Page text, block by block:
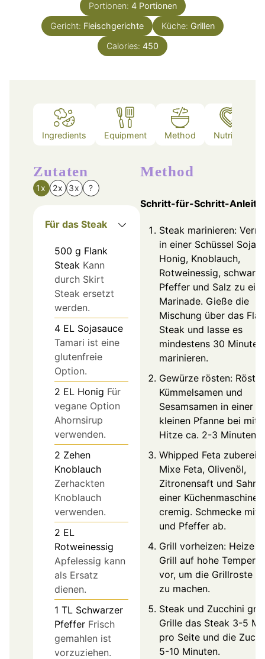
Portionen: 4 Portionen
Gericht: Fleischgerichte Küche: Grillen
Calories: 450
Ingredients Equipment Method Nutrition
Zutaten
1x 2x 3x ?
Für das Steak
500 g Flank
Steak Kann
durch Skirt
Steak ersetzt
werden.
4 EL Sojasauce
Tamari ist eine
glutenfreie
Option.
2 EL Honig Für
vegane Option
Ahornsirup
verwenden.
2 Zehen
Knoblauch
Zerhackten
Knoblauch
verwenden.
2 EL
Rotweinessig
Apfelessig kann
als Ersatz
dienen.
1 TL Schwarzer
Pfeffer Frisch
gemahlen ist
vorzuziehen.
Method
Schritt-für-Schritt-
Steak marinieren:
in einer Schüssel
Honig, Knoblauch,
Rotweinessig,
Pfeffer und Salz zu
Marinade. Gieße die
Mischung über das
Steak und lasse es
mindestens 30 Minuten
marinieren.
Gewürze rösten: Röste
Kümmelsamen und
Sesamsamen in einer
kleinen Pfanne bei
Hitze ca. 2-3 Minuten.
Whipped Feta
Mixe Feta, Olivenöl,
Zitronensaft und
einer Küchenmaschine,
cremig. Schmecke mit
und Pfeffer ab.
Grill vorheizen: Heize
Grill auf hohe
vor, um die Grillroste
zu machen.
Steak und Zucchini
Grille das Steak 3-5
pro Seite und die
5-10 Minuten.